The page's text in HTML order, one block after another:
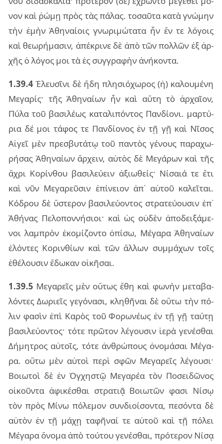
νον καὶ ῥώμῃ πρὸς τὰς πά­λας. το­σαῦ­τα κατὰ γνώ­μην
τὴν ἐμὴν Ἀθη­ναί­οις γνω­ρι­μώ­τα­τα ἦν ἔν τε λό­γοις
καὶ θε­ω­ρή­μα­σιν, ἀπέ­κρι­νε δὲ ἀπὸ τῶν πολ­λῶν ἐξ ἀρ­
χῆς ὁ λό­γος μοι τὰ ἐς συγ­γρα­φὴν ἀνή­κον­τα.
1.39.4 Ἐλευ­σῖ­νι δὲ ἤδη πλη­σιό­χω­ρος (ἡ) κα­λου­μέ­νη
Μεγα­ρίς· τῆς Ἀθη­ναί­ων ἦν καὶ αὕτη τὸ ἀρ­χαῖ­ον,
Πύλα τοῦ βα­σι­λέ­ως κα­τα­λι­πόν­τος Παν­δί­ο­νι. μαρ­τύ­
ρια δέ μοι τά­φος τε Παν­δί­ο­νος ἐν τῇ γῇ καὶ Νῖσος
Αἰγεῖ μὲν πρε­σβυ­τά­τῳ τοῦ παν­τὸς γέ­νους πα­ρα­χω­
ρή­σας Ἀθη­ναί­ων ἄρ­χειν, αὐ­τὸς δὲ Μεγά­ρων καὶ τῆς
ἄχρι Κορίν­θου βα­σι­λεύ­ειν ἀξιω­θείς· Νίσαιά τε ἔτι
καὶ νῦν Μεγα­ρεῦ­σιν ἐπί­νειον ἀπ᾽ αὐ­τοῦ κα­λεῖ­ται.
Κόδρου δὲ ὕστε­ρον βα­σι­λεύ­ον­τος στρα­τεύ­ου­σιν ἐπ᾽
Ἀθή­νας Πελο­πον­νή­σιοι· καὶ ὡς οὐ­δὲν ἀπο­δει­ξά­με­
νοι λαμ­πρὸν ἐκο­μί­ζον­το ὀπί­σω, Μέγα­ρα Ἀθη­ναί­ων
ἑλόν­τες Κοριν­θί­ων καὶ τῶν ἄλ­λων συμ­μά­χων τοῖς
ἐθέ­λου­σιν ἔδω­καν οἰ­κῆ­σαι.
1.39.5 Μεγα­ρεῖς μὲν οὕ­τως ἔθη καὶ φω­νὴν με­τα­βα­
λόν­τες Δωριεῖς γε­γό­να­σι, κλη­θῆ­ναι δὲ οὕτω τὴν πό­
λιν φα­σὶν ἐπὶ Καρὸς τοῦ Φορω­νέ­ως ἐν τῇ γῇ ταύ­τῃ
βα­σι­λεύ­ον­τος· τότε πρῶ­τον λέ­γου­σιν ἱερὰ γε­νέ­σθαι
Δήμη­τρος αὐ­τοῖς, τότε ἀν­θρώ­πους ὀνο­μά­σαι Μέγα­
ρα. οὕτω μὲν αὐ­τοὶ περὶ σφῶν Μεγα­ρεῖς λέ­γου­σι·
Βοιω­τοὶ δὲ ἐν Ὀγχη­στῷ Μεγα­ρέα τὸν Ποσει­δῶ­νος
οἰ­κοῦν­τα ἀφι­κέ­σθαι στρα­τιᾷ Βοιω­τῶν φασι Νίσῳ
τὸν πρὸς Μίνω πό­λε­μον συν­διοί­σον­τα, πε­σόν­τα δὲ
αὐ­τὸν ἐν τῇ μάχῃ τα­φῆ­ναί τε αὐ­τοῦ καὶ τῇ πό­λει
Μέγα­ρα ὄνο­μα ἀπὸ τού­του γε­νέ­σθαι, πρό­τε­ρον Νίσᾳ